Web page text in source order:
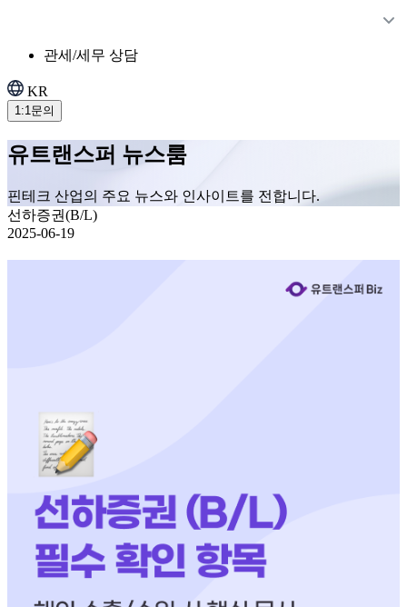
관세/세무 상담
KR
1:1문의
유트랜스퍼 뉴스룸
핀테크 산업의 주요 뉴스와 인사이트를 전합니다.
선하증권(B/L)
2025-06-19